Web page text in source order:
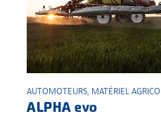
AUTOMOTEURS, MATÉRIEL AGRICOLE
ALPHA evo